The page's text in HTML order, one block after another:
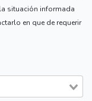
situación informada
en que de requerir